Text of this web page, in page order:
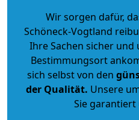
Wir sorgen dafür,
Schöneck-Vogtland
Ihre Sachen sicher
Bestimmungsort
sich selbst von den
der Qualität. Unsere
Sie garantiert